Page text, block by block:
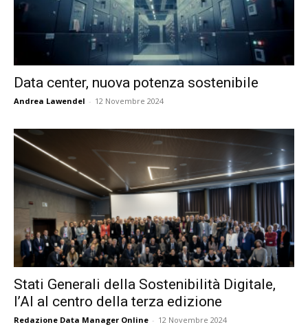
Data center, nuova potenza sostenibile
Andrea Lawendel - 12 Novembre 2024
Stati Generali della Sostenibilità Digitale,
l’AI al centro della terza edizione
Redazione Data Manager Online - 12 Novembre 2024